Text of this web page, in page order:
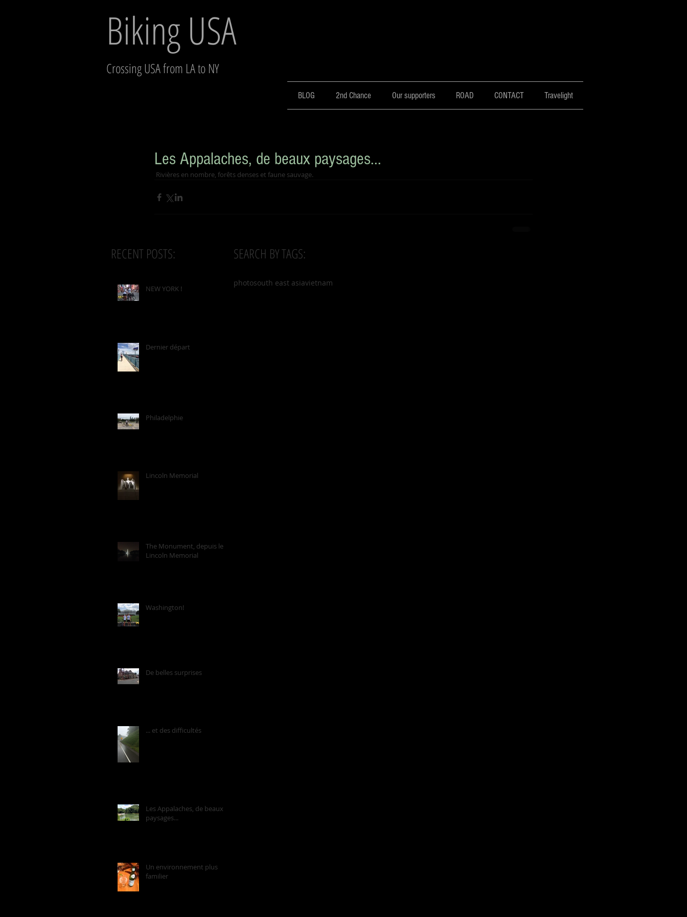
Biking USA
Crossing USA from LA to NY
BLOG 2nd Chance Our supporters ROAD CONTACT Travelight
Les Appalaches, de beaux paysages...
Rivières en nombre, forêts denses et faune sauvage.
RECENT POSTS: SEARCH BY TAGS:
NEW YORK !
Dernier départ
Philadelphie
Lincoln Memorial
The Monument, depuis le
Lincoln Memorial
Washington!
De belles surprises
... et des difficultés
Les Appalaches, de beaux
paysages...
Un environnement plus
familier
photosouth east asiavietnam